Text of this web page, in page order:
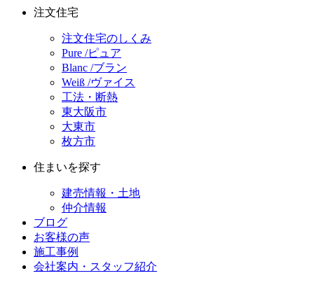
注文住宅
注文住宅のしくみ
Pure /ピュア
Blanc /ブラン
Weiß /ヴァイス
工法・断熱
東大阪市
大東市
枚方市
住まいを探す
建売情報・土地
仲介情報
ブログ
お客様の声
施工事例
会社案内・スタッフ紹介